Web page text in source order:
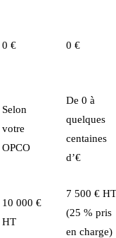
0 € 0 €
Selon
votre
OPCO
De 0 à
quelques
centaines
d’€
10 000 €
HT
7 500 € HT
(25 % pris
en charge)